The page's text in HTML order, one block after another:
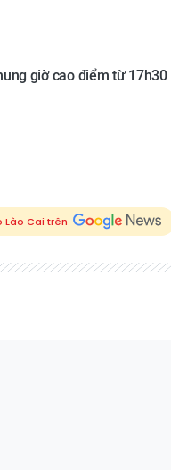
giờ cao điểm từ 17h30
Lào Cai trên